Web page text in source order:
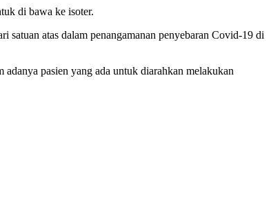
di bawa ke isoter.
atas dalam penangamanan penyebaran Covid-19 di
pasien yang ada untuk diarahkan melakukan